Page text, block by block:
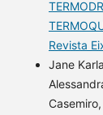
Revista
Jane
Casemiro,